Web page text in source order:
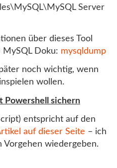
Server
über dieses Tool
MySQL Doku: mysqldump
noch wichtig, wenn
wollen.
Powershell sichern
entspricht auf den
auf dieser Seite – ich
Vorgehen wiedergeben.